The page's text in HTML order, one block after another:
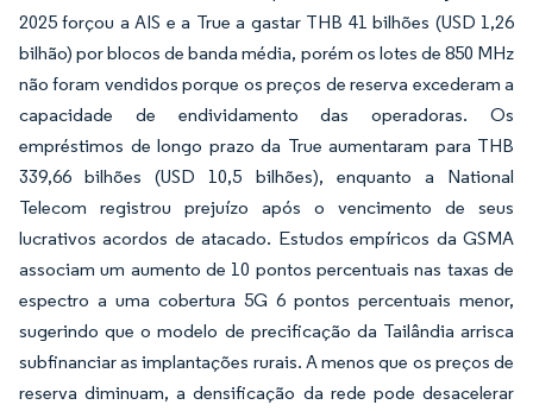
2025 forçou a AIS e a True a gastar THB 41 bilhões (USD 1,26
bilhão) por blocos de banda média, porém os lotes de 850 MHz
não foram vendidos porque os preços de reserva excederam a
capacidade de endividamento das operadoras. Os
empréstimos de longo prazo da True aumentaram para THB
339,66 bilhões (USD 10,5 bilhões), enquanto a National
Telecom registrou prejuízo após o vencimento de seus
lucrativos acordos de atacado. Estudos empíricos da GSMA
associam um aumento de 10 pontos percentuais nas taxas de
espectro a uma cobertura 5G 6 pontos percentuais menor,
sugerindo que o modelo de precificação da Tailândia arrisca
subfinanciar as implantações rurais. A menos que os preços de
reserva diminuam, a densificação da rede pode desacelerar